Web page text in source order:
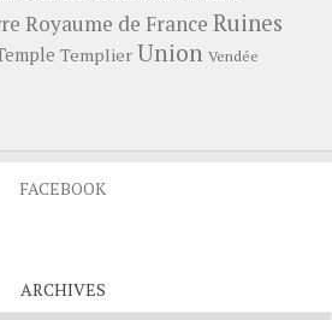
Royaume de France Ruines
Templier Union Vendée
FACEBOOK
ARCHIVES